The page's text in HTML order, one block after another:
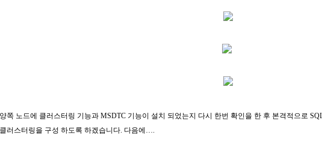
쪽 노드에 클러스터링 기능과 MSDTC 기능이 설치 되었는지 다시 한번 확인을 한 후 본격적으로
러스터링을 구성 하도록 하겠습니다. 다음에….